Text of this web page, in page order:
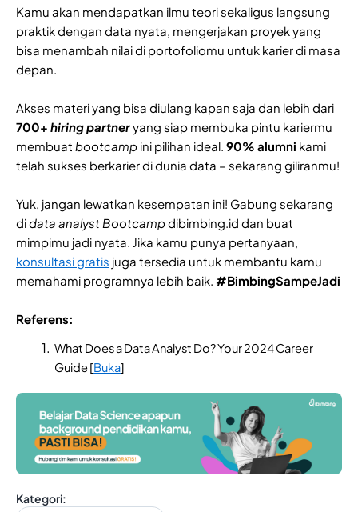
Kamu akan mendapatkan ilmu teori sekaligus langsung
praktik dengan data nyata, mengerjakan proyek yang
bisa menambah nilai di portofoliomu untuk karier di masa
depan.
Akses materi yang bisa diulang kapan saja dan lebih dari
700+ hiring partneryang siap membuka pintu kariermu
membuat bootcamp ini pilihan ideal. 90% alumni kami
telah sukses berkarier di dunia data – sekarang giliranmu!
Yuk, jangan lewatkan kesempatan ini! Gabung sekarang
didata analyst Bootcampdibimbing.id dan buat
mimpimu jadi nyata. Jika kamu punya pertanyaan,
konsultasi gratis juga tersedia untuk membantu kamu
memahami programnya lebih baik. #BimbingSampeJadi
Referens:
What Does a Data Analyst Do? Your 2024 Career
Guide [Buka]
Kategori: